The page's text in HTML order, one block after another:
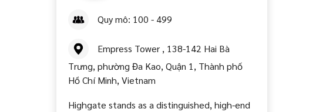
Quy mô: 100 - 499
Empress Tower , 138-142 Hai Bà
Trưng, phường Đa Kao, Quận 1, Thành phố
Hồ Chí Minh, Vietnam
Highgate stands as a distinguished, high-end